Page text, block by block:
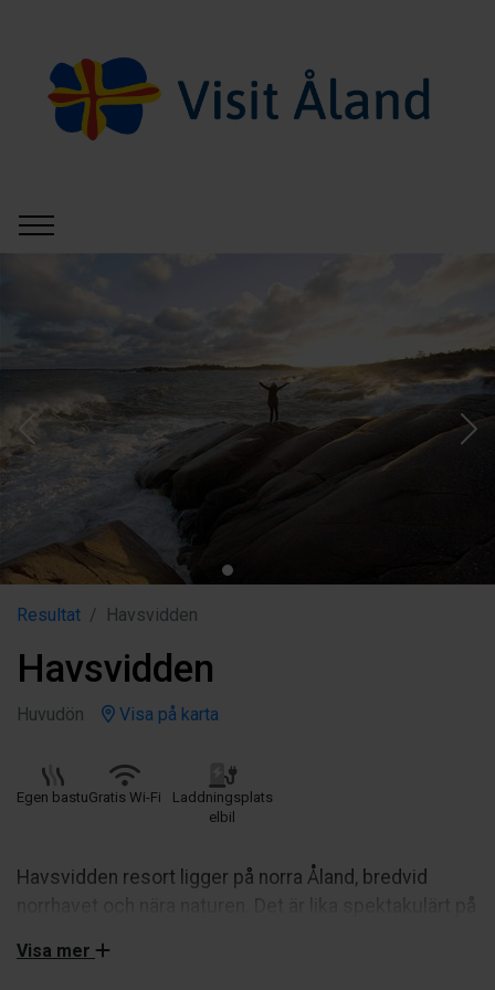
Resultat Havsvidden
Havsvidden
Huvudön Visa på karta
Egen bastuGratis Wi-Fi
Laddningsplats
elbil
Havsvidden resort ligger på norra Åland, bredvid
Visa mer